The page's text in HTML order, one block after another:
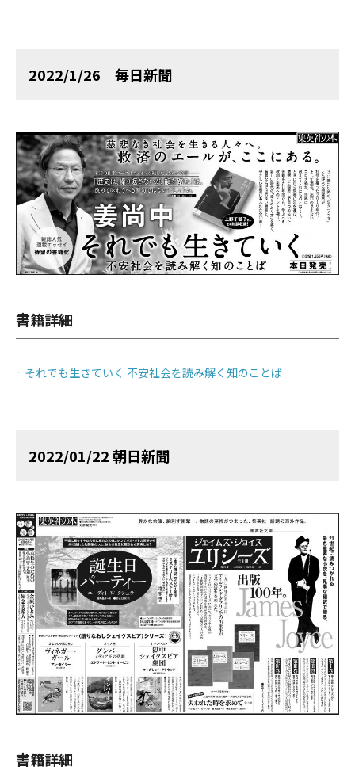
2022/1/26 毎日新聞
書籍詳細
それでも生きていく 不安社会を読み解く知のことば
2022/01/22 朝日新聞
書籍詳細